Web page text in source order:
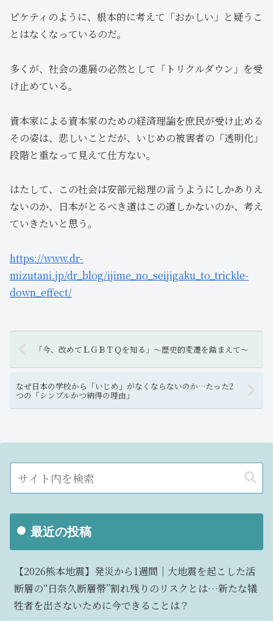
ピケティのように、根本的に考えて「おかしい」と疑うこ
とはなくなっているのだ。
多くが、社会の進展の必然として「トリクルダウン」を受
け止めている。
資本家による資本家のための経済理論を庶民が受け止める
その姿は、悲しいことだが、いじめの被害者の「透明化」
段階と重なって見えて仕方ない。
はたして、この社会は安部元総理の言うようにしかありえ
ないのか、日本がとるべき道はこの道しかないのか、考え
ていきたいと思う。
https://www.dr-
mizutani.jp/dr_blog/ijime_no_seijigaku_to_trickle-
down_effect/
「今、改めてＬＧＢＴＱを知る」～歴史的変遷を踏まえて～
なぜ日本の学校から「いじめ」がなくならないのか…たった2
つの「シンプルかつ納得の理由」
最近の投稿
【2026熊本地震】発災から1週間｜大地震を起こした活
断層の“日奈久断層帯”割れ残りのリスクとは…新たな犠
牲者を出さないために今できることは？